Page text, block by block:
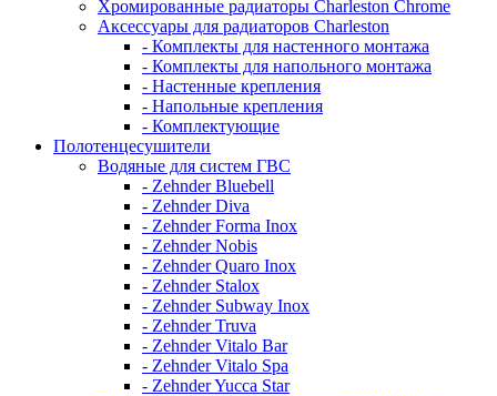
Хромированные радиаторы Charleston Chrome
Аксессуары для радиаторов Charleston
- Комплекты для настенного монтажа
- Комплекты для напольного монтажа
- Настенные крепления
- Напольные крепления
- Комплектующие
Полотенцесушители
Водяные для систем ГВС
- Zehnder Bluebell
- Zehnder Diva
- Zehnder Forma Inox
- Zehnder Nobis
- Zehnder Quaro Inox
- Zehnder Stalox
- Zehnder Subway Inox
- Zehnder Truva
- Zehnder Vitalo Bar
- Zehnder Vitalo Spa
- Zehnder Yucca Star